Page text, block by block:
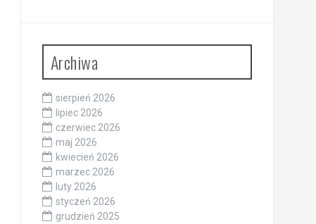
Archiwa
sierpień 2026
lipiec 2026
czerwiec 2026
maj 2026
kwiecień 2026
marzec 2026
luty 2026
styczeń 2026
grudzień 2025